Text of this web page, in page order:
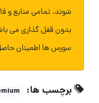
شوند. تمامی منابع و
بدون قفل گذاری می
سورس ها اطمینان
برچسب ها: